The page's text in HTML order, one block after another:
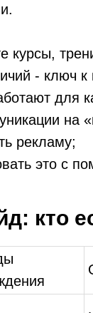
курсы,
- ключ
для
на
рекламу;
это с
кто